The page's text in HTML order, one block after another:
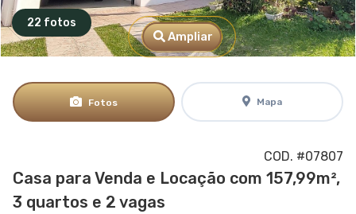
22 fotos
Ampliar
Fotos Mapa
COD. #07807
Casa para Venda e Locação com 157,99m²,
3 quartos e 2 vagas